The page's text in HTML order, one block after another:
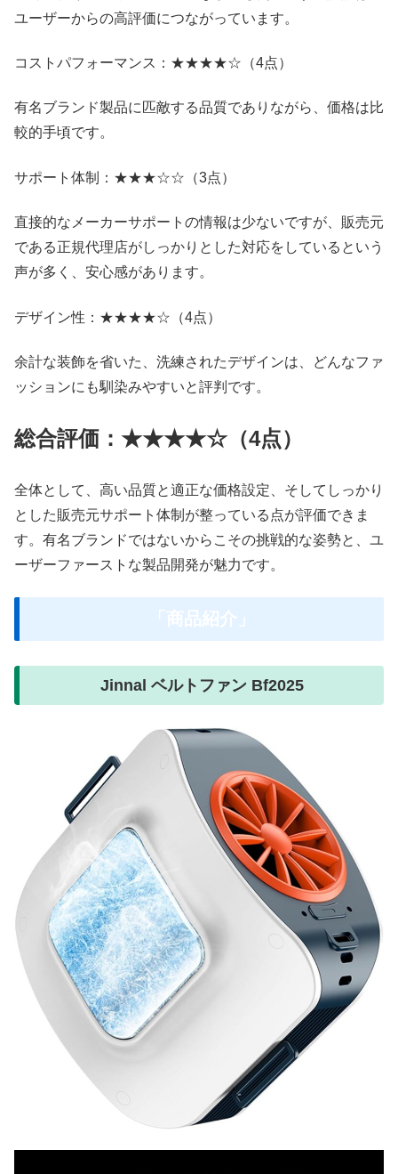
ユーザーからの高評価につながっています。
コストパフォーマンス：★★★★☆（4点）
有名ブランド製品に匹敵する品質でありながら、価格は比
較的手頃です。
サポート体制：★★★☆☆（3点）
直接的なメーカーサポートの情報は少ないですが、販売元
である正規代理店がしっかりとした対応をしているという
声が多く、安心感があります。
デザイン性：★★★★☆（4点）
余計な装飾を省いた、洗練されたデザインは、どんなファ
ッションにも馴染みやすいと評判です。
総合評価：★★★★☆（4点）
全体として、高い品質と適正な価格設定、そしてしっかり
とした販売元サポート体制が整っている点が評価できま
す。有名ブランドではないからこその挑戦的な姿勢と、ユ
ーザーファーストな製品開発が魅力です。
「商品紹介」
Jinnal ベルトファン Bf2025